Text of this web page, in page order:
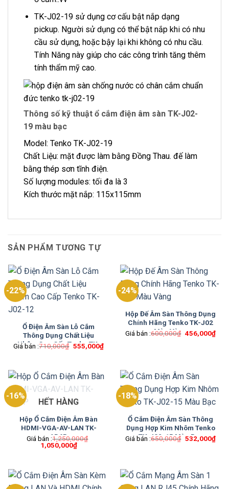
TK-J02-19 sử dụng cơ cấu bật nắp dạng
pickup. Người sử dụng có thể bật nắp khi có nhu
cầu sử dụng, hoặc bậy lại khi không có nhu cầu.
Tính Năng này giúp cho các công trình tăng thêm
tính thẩm mỹ cao.
Thông số kỹ thuật ổ cắm điện âm sàn TK-J02-
19 màu bạc
Model: Tenko TK-J02-19
Chất Liệu: mặt được làm bằng Đồng Thau. đế làm
bằng thép sơn tĩnh điện.
Số lượng modules: tối đa là 3
Kích thước mặt nắp: 115x115mm
SẢN PHẨM TƯƠNG TỰ
-22%
Ổ Điện Âm Sàn Lỗ Cắm
Thông Dụng Chất Liệu
Nhôm Cao Cấp Tenko TK-
Giá bán :710,000₫ Giá
555,000₫Giá
hiện
555,000₫.
-24%
Hộp Đế Âm Sàn Thông Dụng
Chính Hãng Tenko TK-J02
Màu Vàng
Giá bán :600,000₫ Giá
456,000₫Giá
hiện
-16%
HẾT HÀNG
Hộp Ổ Cắm Điện Âm Bàn
HDMI-VGA-AV-LAN TK-
AB6P
Giá bán :1,250,000₫
Giá
gốc
1,050,000₫Giá
hiện
1,050,000₫.
-18%
Ổ Cắm Điện Âm Sàn Thông
Dụng Hợp Kim Nhôm Tenko
TK-J02-15 Màu Bạc
Giá bán :650,000₫ Giá
532,000₫Giá
hiện